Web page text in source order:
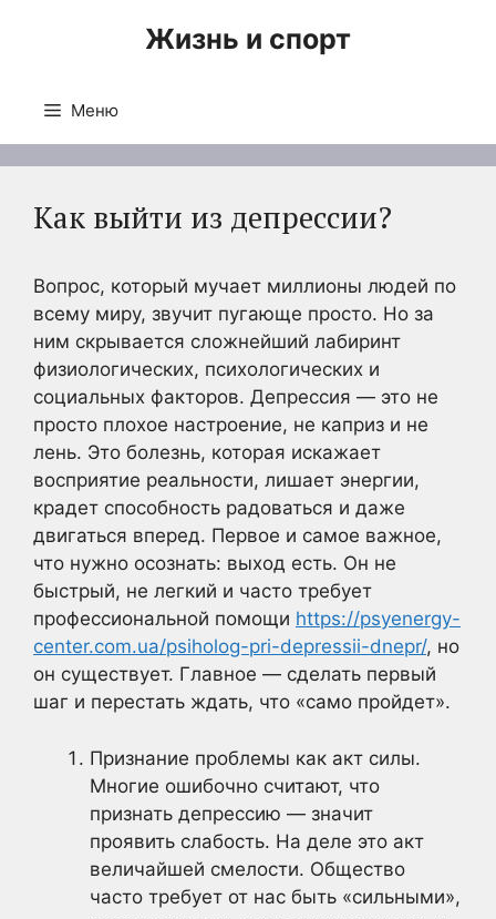
Жизнь и спорт
Меню
Как выйти из депрессии?
Вопрос, который мучает миллионы людей по
всему миру, звучит пугающе просто. Но за
ним скрывается сложнейший лабиринт
физиологических, психологических и
социальных факторов. Депрессия — это не
просто плохое настроение, не каприз и не
лень. Это болезнь, которая искажает
восприятие реальности, лишает энергии,
крадет способность радоваться и даже
двигаться вперед. Первое и самое важное,
что нужно осознать: выход есть. Он не
быстрый, не легкий и часто требует
профессиональной помощи https://psyenergy-
center.com.ua/psiholog-pri-depressii-dnepr/, но
он существует. Главное — сделать первый
шаг и перестать ждать, что «само пройдет».
Признание проблемы как акт силы.
Многие ошибочно считают, что
признать депрессию — значит
проявить слабость. На деле это акт
величайшей смелости. Общество
часто требует от нас быть «сильными»,